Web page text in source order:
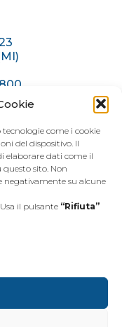
come i cookie
del dispositivo. Il
elaborare dati come il
sito. Non
negativamente su alcune
il pulsante “Rifiuta”